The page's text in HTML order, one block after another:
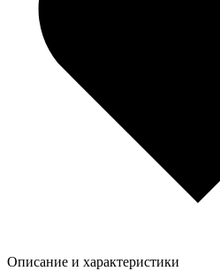
Описание и характеристики